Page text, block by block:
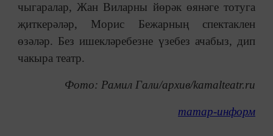
чыгаралар, Жан Виларны йөрәк өянәге тотуга
җиткерәләр, Морис Бежарның спектаклен
өзәләр. Без ишекләребезне үзебез ачабыз, дип
чакыра театр.
Фото: Рамил Гали/архив/kamalteatr.ru
татар-информ